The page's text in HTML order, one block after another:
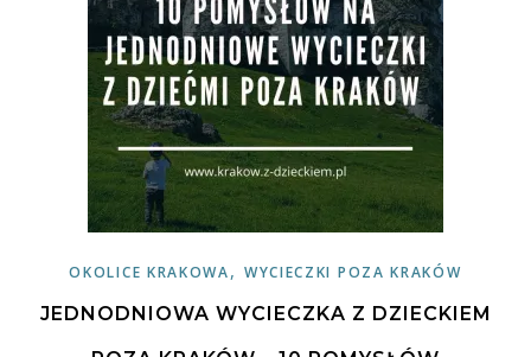
OKOLICE KRAKOWA, WYCIECZKI POZA KRAKÓW
JEDNODNIOWA WYCIECZKA Z DZIECKIEM